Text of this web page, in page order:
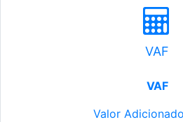
VAF
VAF
Valor